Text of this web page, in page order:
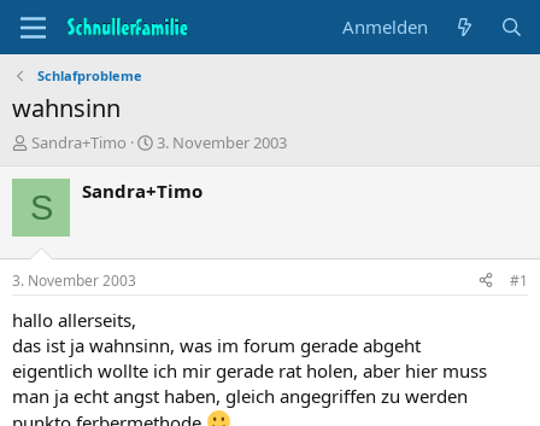
Anmelden
Schlafprobleme
wahnsinn
T
e
m
n
s
t
a
t
e
r
Sandra+Timo
B
g
a
m
3. November 2003
S Sandra+Timo
3. November 2003 #1
hallo allerseits,
das ist ja wahnsinn, was im forum gerade abgeht
eigentlich wollte ich mir gerade rat holen, aber hier muss
man ja echt angst haben, gleich angegriffen zu werden